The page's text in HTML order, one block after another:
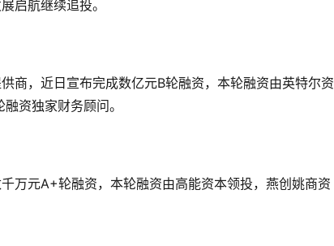
启航继续追投。
商，近日宣布完成数亿元B轮融资，本轮融资由英特尔
资独家财务顾问。
万元A+轮融资，本轮融资由高能资本领投，燕创姚商资